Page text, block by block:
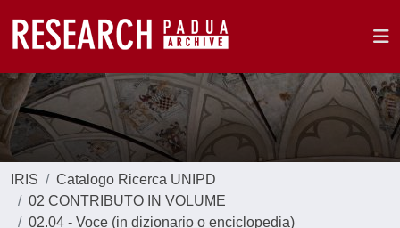
IRIS
Catalogo Ricerca UNIPD
02 CONTRIBUTO IN VOLUME
02.04 - Voce (in dizionario o enciclopedia)